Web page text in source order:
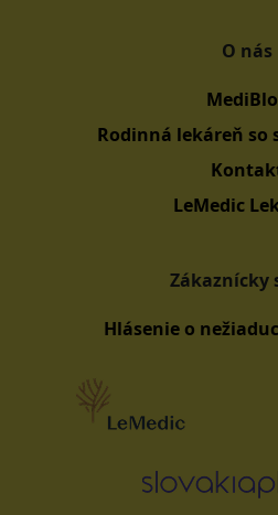
O nás
Rodinná lekáreň so
LeMedic
Zákaznícky
Hlásenie o